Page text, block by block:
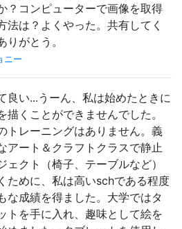
？コンピューターで画像を取得
法は？よくやった。共有してく
りがとう。
ニー
良い...うーん、私は始めたときに
描くことができませんでした。
トレーニングはありません。義
アート＆クラフトクラスで静止
ェクト（椅子、テーブルなど）
ために、私は高いschである程度
な成績を得ました。大学ではタ
トを手に入れ、趣味として絵を